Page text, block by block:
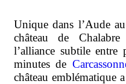
Unique dans l’Aude
château de
l’alliance subtile entre
minutes de
château emblématique